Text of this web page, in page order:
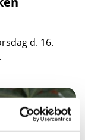
d. 16.